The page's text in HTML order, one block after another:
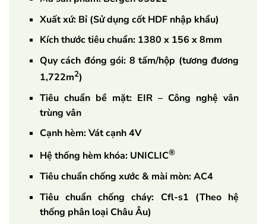
Xuất xứ: Bỉ (Sử dụng cốt HDF nhập khẩu)
Kích thước tiêu chuẩn: 1380 x 156 x 8mm
Quy cách đóng gói: 8 tấm/hộp (tương đương
1,722m2)
Tiêu chuẩn bề mặt: EIR – Công nghệ vân
trùng vân
Cạnh hèm: Vát cạnh 4V
Hệ thống hèm khóa: UNICLIC®
Tiêu chuẩn chống xước & mài mòn: AC4
Tiêu chuẩn chống cháy: Cfl-s1 (Theo hệ
thống phân loại Châu Âu)